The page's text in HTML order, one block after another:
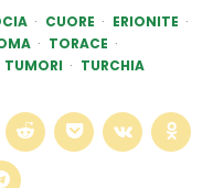
CUORE
ERIONITE
TORACE
TUMORI TURCHIA